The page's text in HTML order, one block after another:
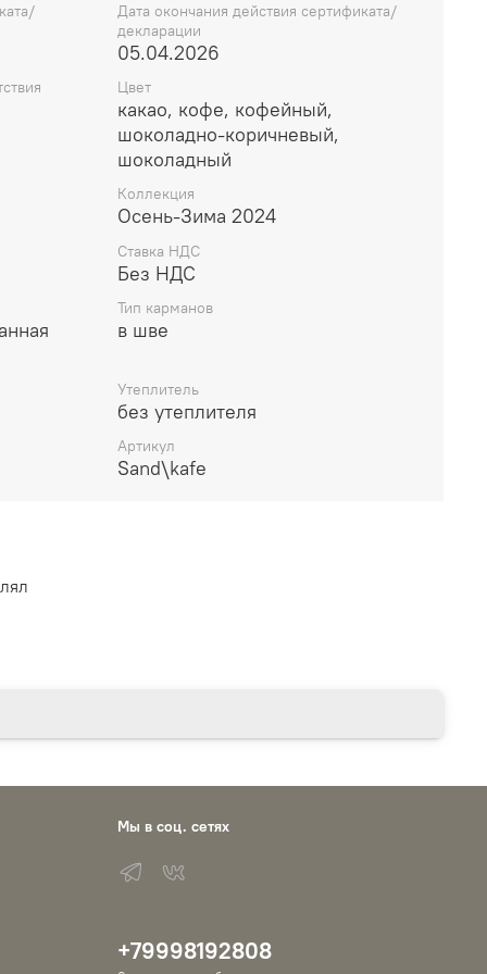
Дата окончания действия сертификата/
декларации
05.04.2026
Цвет
какао, кофе, кофейный,
шоколадно-коричневый,
шоколадный
Коллекция
Осень-Зима 2024
Ставка НДС
Без НДС
Тип карманов
в шве
Утеплитель
без утеплителя
Артикул
Sand\kafe
Мы в соц. сетях
+79998192808